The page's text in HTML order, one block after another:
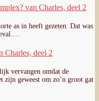
van Charles, deel 2
as in heeft gezeten. Dat was
Charles, deel 2
vervangen omdat de
zijn geweest om zo’n groot gat